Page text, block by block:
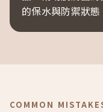
的保水與防禦狀態
COMMON